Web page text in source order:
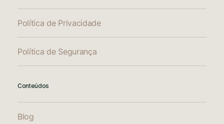
Política de Privacidade
Política de Segurança
Conteúdos
Blog